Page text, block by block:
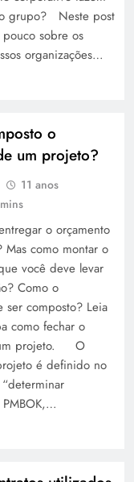
grupo? Neste post
sobre os
organizações…
o
um projeto?
11 anos
o orçamento
como montar o
você deve levar
Como o
ser composto? Leia
como fechar o
projeto. O
é definido no